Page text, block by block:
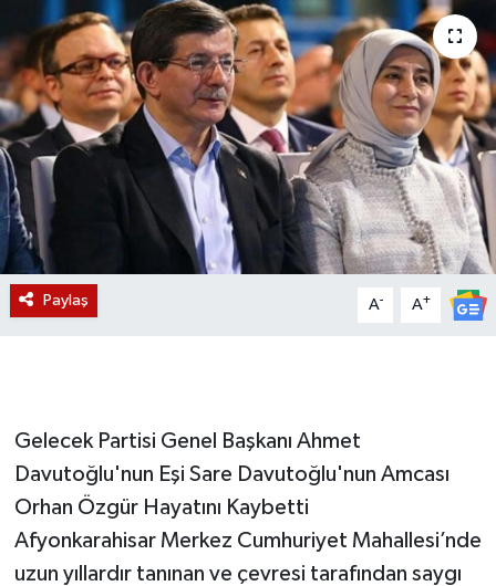
Paylaş A- A+
Gelecek Partisi Genel Başkanı Ahmet
Davutoğlu'nun Eşi Sare Davutoğlu'nun Amcası
Orhan Özgür Hayatını Kaybetti
Afyonkarahisar Merkez Cumhuriyet Mahallesi’nde
uzun yıllardır tanınan ve çevresi tarafından saygı
Magazin
Etkinlikler